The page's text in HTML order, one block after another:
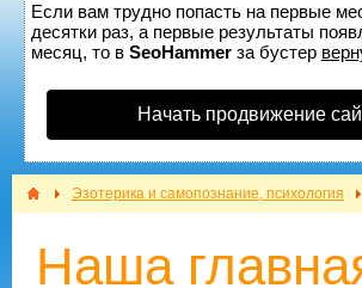
Если вам трудно попасть на первые
десятки раз, а первые результаты
месяц, то в SeoHammerза бустер
Начать продвижение
Эзотерика и самопознание, психология
Наша